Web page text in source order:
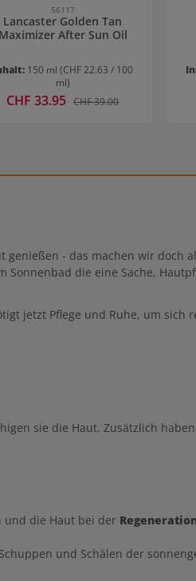
56117
Lancaster Golden Tan
Maximizer After Sun Oil
150 ml (CHF 22.63 / 100
ml)
Verkaufspreis:
CHF 33.95 Regulärer Preis:
CHF 39.00
- das machen wir doch
die eine Sache,
jetzt Pflege und Ruhe, um sich
sie die Haut. Zusätzlich
und die Haut bei der
und Schälen der